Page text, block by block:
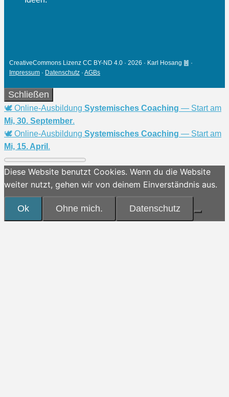
CreativeCommons Lizenz CC BY-ND 4.0 · 2026 · Karl Hosang ䷰ ·
Impressum · Datenschutz · AGBs
Schließen
🕊 Online-Ausbildung Systemisches Coaching — Start am
Mi, 30. September.
🕊 Online-Ausbildung Systemisches Coaching — Start am
Mi, 15. April .
Diese Website benutzt Cookies. Wenn du die Website
weiter nutzt, gehen wir von deinem Einverständnis aus.
Ok Ohne mich. Datenschutz